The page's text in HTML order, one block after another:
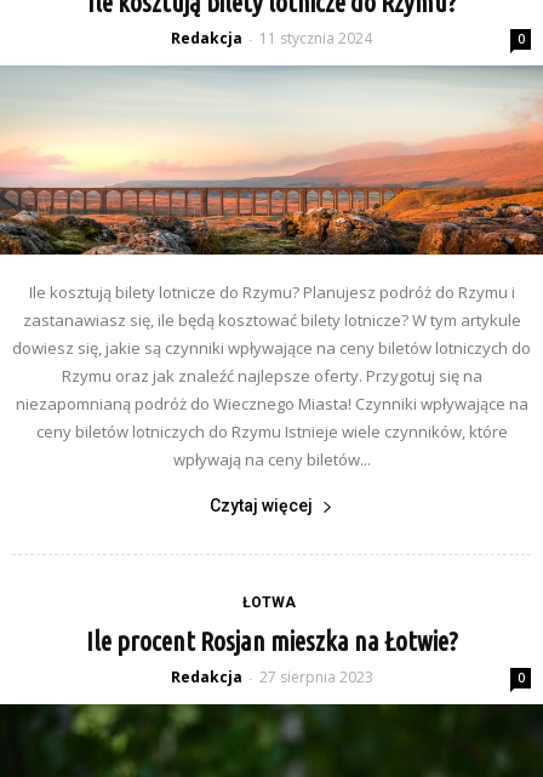
Redakcja - 11 stycznia 2024 0
Ile kosztują bilety lotnicze do Rzymu? Planujesz podróż do Rzymu i
zastanawiasz się, ile będą kosztować bilety lotnicze? W tym artykule
dowiesz się, jakie są czynniki wpływające na ceny biletów lotniczych do
Rzymu oraz jak znaleźć najlepsze oferty. Przygotuj się na
niezapomnianą podróż do Wiecznego Miasta! Czynniki wpływające na
ceny biletów lotniczych do Rzymu Istnieje wiele czynników, które
wpływają na ceny biletów...
Czytaj więcej
ŁOTWA
Ile procent Rosjan mieszka na Łotwie?
Redakcja - 27 sierpnia 2023 0